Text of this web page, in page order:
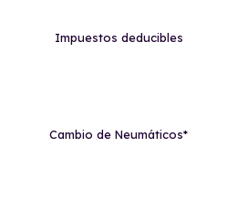
Impuestos deducibles
Cambio de Neumáticos*